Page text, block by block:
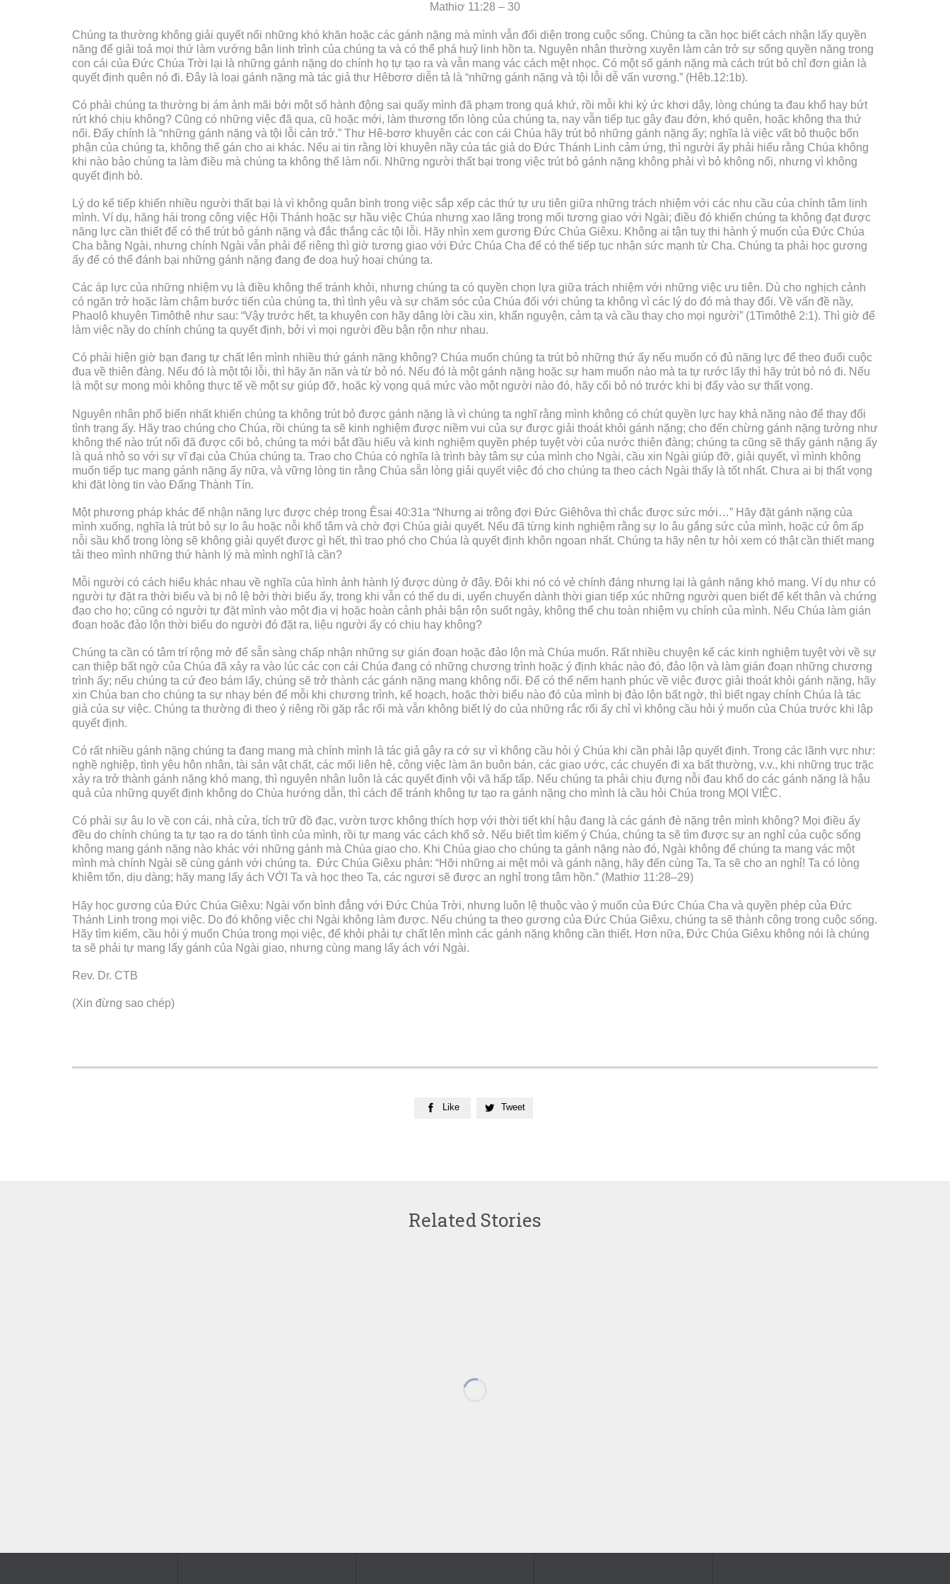
Mathiơ 11:28 – 30
Chúng ta thường không giải quyết nổi những khó khăn hoặc các gánh nặng mà mình vẫn đối diện trong cuộc sống. Chúng ta cần học biết cách nhận lấy quyền
năng để giải toả mọi thứ làm vướng bận linh trình của chúng ta và có thể phá huỷ linh hồn ta. Nguyên nhân thường xuyên làm cản trở sự sống quyền năng trong
con cái của Đức Chúa Trời lại là những gánh nặng do chính họ tự tạo ra và vẫn mang vác cách mệt nhọc. Có một số gánh nặng mà cách trút bỏ chỉ đơn giản là
quyết định quên nó đi. Đây là loại gánh nặng mà tác giả thư Hêbơrơ diễn tả là “những gánh nặng và tội lỗi dễ vấn vương.” (Hêb.12:1b).
Có phải chúng ta thường bị ám ảnh mãi bởi một số hành động sai quấy mình đã phạm trong quá khứ, rồi mỗi khi ký ức khơi dậy, lòng chúng ta đau khổ hay bứt
rứt khó chịu không? Cũng có những việc đã qua, cũ hoặc mới, làm thương tổn lòng của chúng ta, nay vẫn tiếp tục gây đau đớn, khó quên, hoặc không tha thứ
nổi. Đấy chính là “những gánh nặng và tội lỗi cản trở.” Thư Hê-bơrơ khuyên các con cái Chúa hãy trút bỏ những gánh nặng ấy; nghĩa là việc vất bỏ thuộc bổn
phận của chúng ta, không thể gán cho ai khác. Nếu ai tin rằng lời khuyên nầy của tác giả do Đức Thánh Linh cảm ứng, thì người ấy phải hiểu rằng Chúa không
khi nào bảo chúng ta làm điều mà chúng ta không thể làm nổi. Những người thất bại trong việc trút bỏ gánh nặng không phải vì bỏ không nổi, nhưng vì không
quyết định bỏ.
Lý do kế tiếp khiến nhiều người thất bại là vì không quân bình trong việc sắp xếp các thứ tự ưu tiên giữa những trách nhiệm với các nhu cầu của chính tâm linh
mình. Ví dụ, hăng hái trong công việc Hội Thánh hoặc sự hầu việc Chúa nhưng xao lãng trong mối tương giao với Ngài; điều đó khiến chúng ta không đạt được
năng lực cần thiết để có thể trút bỏ gánh nặng và đắc thắng các tội lỗi. Hãy nhìn xem gương Đức Chúa Giêxu. Không ai tận tuỵ thi hành ý muốn của Đức Chúa
Cha bằng Ngài, nhưng chính Ngài vẫn phải để riêng thì giờ tương giao với Đức Chúa Cha để có thể tiếp tục nhận sức mạnh từ Cha. Chúng ta phải học gương
ấy để có thể đánh bại những gánh nặng đang đe doạ huỷ hoại chúng ta.
Các áp lực của những nhiệm vụ là điều không thể tránh khỏi, nhưng chúng ta có quyền chọn lựa giữa trách nhiệm với những việc ưu tiên. Dù cho nghịch cảnh
có ngăn trở hoặc làm chậm bước tiến của chúng ta, thì tình yêu và sự chăm sóc của Chúa đối với chúng ta không vì các lý do đó mà thay đổi. Về vấn đề nầy,
Phaolô khuyên Timôthê như sau: “Vậy trước hết, ta khuyên con hãy dâng lời cầu xin, khẩn nguyện, cảm tạ và cầu thay cho mọi người” (1Timôthê 2:1). Thì giờ để
làm việc nầy do chính chúng ta quyết định, bởi vì mọi người đều bận rộn như nhau.
Có phải hiện giờ bạn đang tự chất lên mình nhiều thứ gánh nặng không? Chúa muốn chúng ta trút bỏ những thứ ấy nếu muốn có đủ năng lực để theo đuổi cuộc
đua về thiên đàng. Nếu đó là một tội lỗi, thì hãy ăn năn và từ bỏ nó. Nếu đó là một gánh nặng hoặc sự ham muốn nào mà ta tự rước lấy thì hãy trút bỏ nó đi. Nếu
là một sự mong mỏi không thực tế về một sự giúp đỡ, hoặc kỳ vọng quá mức vào một người nào đó, hãy cổi bỏ nó trước khi bị đẩy vào sự thất vọng.
Nguyên nhân phổ biến nhất khiến chúng ta không trút bỏ được gánh nặng là vì chúng ta nghĩ rằng mình không có chút quyền lực hay khả năng nào để thay đổi
tình trạng ấy. Hãy trao chúng cho Chúa, rồi chúng ta sẽ kinh nghiệm được niềm vui của sự được giải thoát khỏi gánh nặng; cho đến chừng gánh nặng tưởng như
không thể nào trút nổi đã được cổi bỏ, chúng ta mới bắt đầu hiểu và kinh nghiệm quyền phép tuyệt vời của nước thiên đàng; chúng ta cũng sẽ thấy gánh nặng ấy
là quá nhỏ so với sự vĩ đại của Chúa chúng ta. Trao cho Chúa có nghĩa là trình bày tâm sự của mình cho Ngài, cầu xin Ngài giúp đỡ, giải quyết, vì mình không
muốn tiếp tục mang gánh nặng ấy nữa, và vững lòng tin rằng Chúa sẵn lòng giải quyết việc đó cho chúng ta theo cách Ngài thấy là tốt nhất. Chưa ai bị thất vọng
khi đặt lòng tin vào Đấng Thành Tín.
Một phương pháp khác để nhận năng lực được chép trong Êsai 40:31a “Nhưng ai trông đợi Đức Giêhôva thì chắc được sức mới…” Hãy đặt gánh nặng của
mình xuống, nghĩa là trút bỏ sự lo âu hoặc nỗi khổ tâm và chờ đợi Chúa giải quyết. Nếu đã từng kinh nghiệm rằng sự lo âu gắng sức của mình, hoặc cứ ôm ấp
nỗi sầu khổ trong lòng sẽ không giải quyết được gì hết, thì trao phó cho Chúa là quyết định khôn ngoan nhất. Chúng ta hãy nên tự hỏi xem có thật cần thiết mang
tải theo mình những thứ hành lý mà mình nghĩ là cần?
Mỗi người có cách hiểu khác nhau về nghĩa của hình ảnh hành lý được dùng ở đây. Đôi khi nó có vẻ chính đáng nhưng lại là gánh nặng khó mang. Ví dụ như có
người tự đặt ra thời biểu và bị nô lệ bởi thời biểu ấy, trong khi vẫn có thể du di, uyển chuyển dành thời gian tiếp xúc những người quen biết để kết thân và chứng
đạo cho họ; cũng có người tự đặt mình vào một địa vị hoặc hoàn cảnh phải bận rộn suốt ngày, không thể chu toàn nhiệm vụ chính của mình. Nếu Chúa làm gián
đoạn hoặc đảo lộn thời biểu do người đó đặt ra, liệu người ấy có chịu hay không?
Chúng ta cần có tâm trí rộng mở để sẵn sàng chấp nhận những sự gián đoạn hoặc đảo lộn mà Chúa muốn. Rất nhiều chuyện kể các kinh nghiệm tuyệt vời về sự
can thiệp bất ngờ của Chúa đã xảy ra vào lúc các con cái Chúa đang có những chương trình hoặc ý định khác nào đó, đảo lộn và làm gián đoạn những chương
trình ấy; nếu chúng ta cứ đeo bám lấy, chúng sẽ trở thành các gánh nặng mang không nổi. Để có thể nếm hạnh phúc về việc được giải thoát khỏi gánh nặng, hãy
xin Chúa ban cho chúng ta sự nhạy bén để mỗi khi chương trình, kế hoạch, hoặc thời biểu nào đó của mình bị đảo lộn bất ngờ, thì biết ngay chính Chúa là tác
giả của sự việc. Chúng ta thường đi theo ý riêng rồi gặp rắc rối mà vẫn không biết lý do của những rắc rối ấy chỉ vì không cầu hỏi ý muốn của Chúa trước khi lập
quyết định.
Có rất nhiều gánh nặng chúng ta đang mang mà chính mình là tác giả gây ra cớ sự vì không cầu hỏi ý Chúa khi cần phải lập quyết định. Trong các lãnh vực như:
nghề nghiệp, tình yêu hôn nhân, tài sản vật chất, các mối liên hệ, công việc làm ăn buôn bán, các giao ước, các chuyến đi xa bất thường, v.v., khi những trục trặc
xảy ra trở thành gánh nặng khó mang, thì nguyên nhân luôn là các quyết định vội vã hấp tấp. Nếu chúng ta phải chịu đựng nỗi đau khổ do các gánh nặng là hậu
quả của những quyết định không do Chúa hướng dẫn, thì cách để tránh không tự tạo ra gánh nặng cho mình là cầu hỏi Chúa trong MỌI VIỆC.
Có phải sự âu lo về con cái, nhà cửa, tích trữ đồ đạc, vườn tược không thích hợp với thời tiết khí hậu đang là các gánh đè nặng trên mình không? Mọi điều ấy
đều do chính chúng ta tự tạo ra do tánh tình của mình, rồi tự mang vác cách khổ sở. Nếu biết tìm kiếm ý Chúa, chúng ta sẽ tìm được sự an nghỉ của cuộc sống
không mang gánh nặng nào khác với những gánh mà Chúa giao cho. Khi Chúa giao cho chúng ta gánh nặng nào đó, Ngài không để chúng ta mang vác một
mình mà chính Ngài sẽ cùng gánh với chúng ta. Đức Chúa Giêxu phán: “Hỡi những ai mệt mỏi và gánh nặng, hãy đến cùng Ta, Ta sẽ cho an nghỉ! Ta có lòng
khiêm tốn, dịu dàng; hãy mang lấy ách VỚI Ta và học theo Ta, các ngươi sẽ được an nghỉ trong tâm hồn.” (Mathiơ 11:28–29)
Hãy học gương của Đức Chúa Giêxu: Ngài vốn bình đẳng với Đức Chúa Trời, nhưng luôn lệ thuộc vào ý muốn của Đức Chúa Cha và quyền phép của Đức
Thánh Linh trong mọi việc. Do đó không việc chi Ngài không làm được. Nếu chúng ta theo gương của Đức Chúa Giêxu, chúng ta sẽ thành công trong cuộc sống.
Hãy tìm kiếm, cầu hỏi ý muốn Chúa trong mọi việc, để khỏi phải tự chất lên mình các gánh nặng không cần thiết. Hơn nữa, Đức Chúa Giêxu không nói là chúng
ta sẽ phải tự mang lấy gánh của Ngài giao, nhưng cùng mang lấy ách với Ngài.
Rev. Dr. CTB
(Xin đừng sao chép)
 Like  Tweet
Related Stories